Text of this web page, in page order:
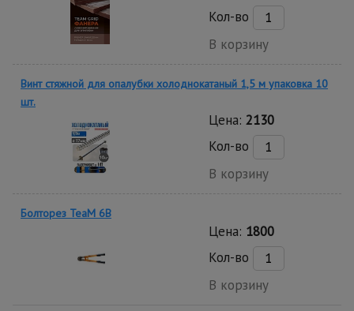
Кол-во
В корзину
Винт стяжной для опалубки холоднокатаный 1,5 м упаковка 10
шт.
Цена: 2130
Кол-во
В корзину
Болторез TeaM 6B
Цена: 1800
Кол-во
В корзину